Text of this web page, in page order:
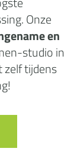
Onze
en
studio in
zelf tijdens